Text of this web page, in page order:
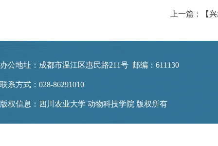
办公地址：成都市温江区惠民路211号 邮编：611130
联系方式：028-86291010
版权信息：四川农业大学 动物科技学院 版权所有